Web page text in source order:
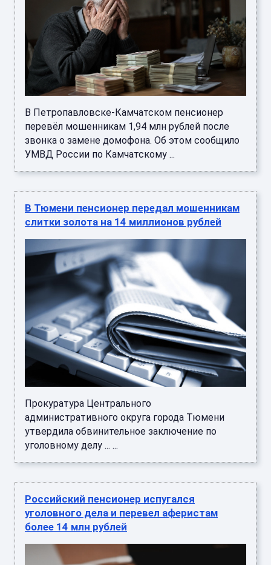
В Петропавловске-Камчатском пенсионер
перевёл мошенникам 1,94 млн рублей после
звонка о замене домофона. Об этом сообщило
УМВД России по Камчатскому ...
В Тюмени пенсионер передал мошенникам
слитки золота на 14 миллионов рублей
Прокуратура Центрального
административного округа города Тюмени
утвердила обвинительное заключение по
уголовному делу ... ...
Российский пенсионер испугался
уголовного дела и перевел аферистам
более 14 млн рублей